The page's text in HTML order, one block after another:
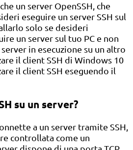
un server OpenSSH, che
eseguire un server SSH sul
solo se desideri
un server sul tuo PC e non
in esecuzione su un altro
il client SSH di Windows 10
il client SSH eseguendo il
su un server?
a un server tramite SSH,
controllata come un